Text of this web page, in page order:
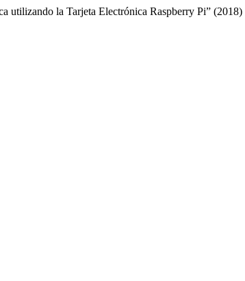
utilizando la Tarjeta Electrónica Raspberry Pi” (2018)